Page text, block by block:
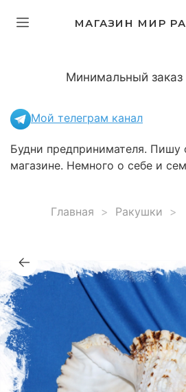
МАГАЗИН МИР
Минимальный заказ
Мой телеграм канал
Будни предпринимателя. Пишу
магазине. Немного о себе и
Главная Ракушки